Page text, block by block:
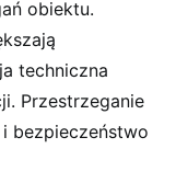
obiektu.
techniczna
Przestrzeganie
bezpieczeństwo